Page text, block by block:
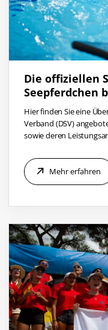
Die offiziellen
Seepferdchen
Hier finden Sie eine
Verband (DSV)
sowie deren
Mehr erfahren